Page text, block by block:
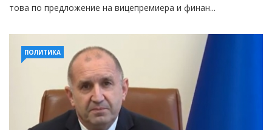
това по предложение на вицепремиера и финан...
ПОЛИТИКА